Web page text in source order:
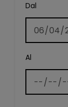
Dal
Al